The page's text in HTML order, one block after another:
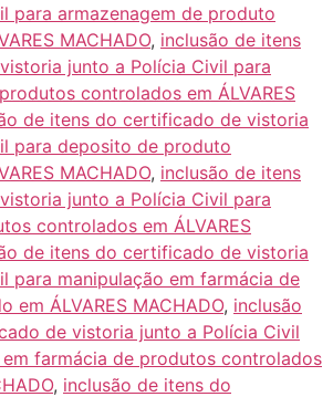
para armazenagem de produto
MACHADO, inclusão de itens
junto a Polícia Civil para
controlados em ÁLVARES
de itens do certificado de vistoria
para deposito de produto
MACHADO, inclusão de itens
junto a Polícia Civil para
controlados em ÁLVARES
de itens do certificado de vistoria
para manipulação em farmácia de
em ÁLVARES MACHADO, inclusão
de vistoria junto a Polícia Civil
farmácia de produtos controlados
, inclusão de itens do